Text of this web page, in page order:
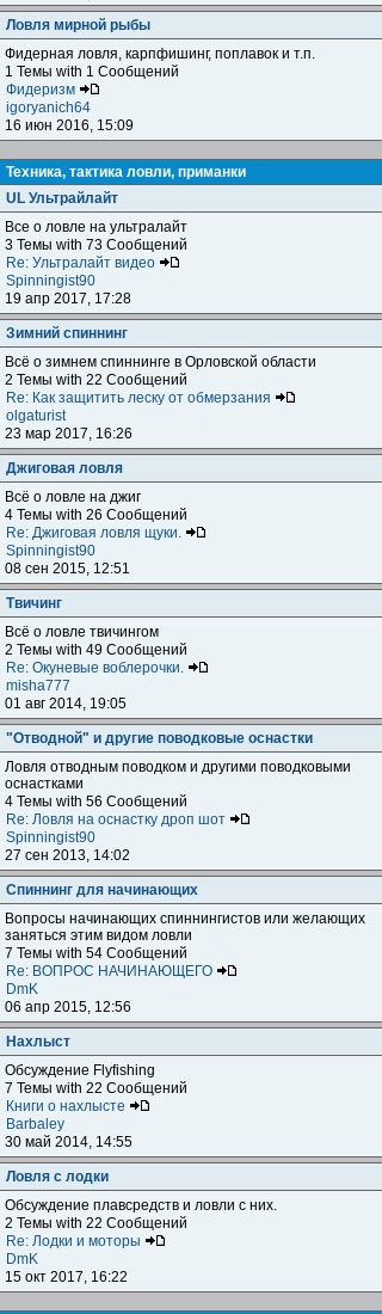
Ловля мирной рыбы
Фидерная ловля, карпфишинг, поплавок и т.п.
1 Темы with 1 Сообщений
Фидеризм
igoryanich64
16 июн 2016, 15:09
Техника, тактика ловли, приманки
UL Ультрайлайт
Все о ловле на ультралайт
3 Темы with 73 Сообщений
Re: Ультралайт видео
Spinningist90
19 апр 2017, 17:28
Зимний спиннинг
Всё о зимнем спиннинге в Орловской области
2 Темы with 22 Сообщений
Re: Как защитить леску от обмерзания
olgaturist
23 мар 2017, 16:26
Джиговая ловля
Всё о ловле на джиг
4 Темы with 26 Сообщений
Re: Джиговая ловля щуки.
Spinningist90
08 сен 2015, 12:51
Твичинг
Всё о ловле твичингом
2 Темы with 49 Сообщений
Re: Окуневые воблерочки.
misha777
01 авг 2014, 19:05
"Отводной" и другие поводковые оснастки
Ловля отводным поводком и другими поводковыми
оснастками
4 Темы with 56 Сообщений
Re: Ловля на оснастку дроп шот
Spinningist90
27 сен 2013, 14:02
Спиннинг для начинающих
Вопросы начинающих спиннингистов или желающих
заняться этим видом ловли
7 Темы with 54 Сообщений
Re: ВОПРОС НАЧИНАЮЩЕГО
DmK
06 апр 2015, 12:56
Нахлыст
Обсуждение Flyfishing
7 Темы with 22 Сообщений
Книги о нахлысте
Barbaley
30 май 2014, 14:55
Ловля с лодки
Обсуждение плавсредств и ловли с них.
2 Темы with 22 Сообщений
Re: Лодки и моторы
DmK
15 окт 2017, 16:22